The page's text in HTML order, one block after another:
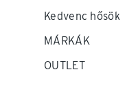
Kedvenc hősök
MÁRKÁK
OUTLET